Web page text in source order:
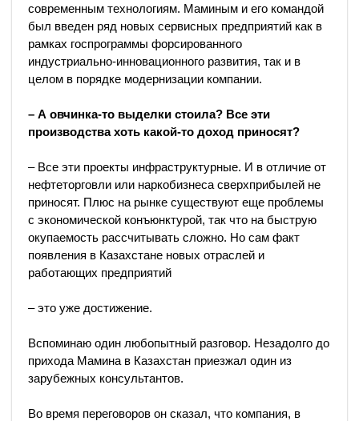
современным технологиям. Маминым и его командой
был введен ряд новых сервисных предприятий как в
рамках госпрограммы форсированного
индустриально-инновационного развития, так и в
целом в порядке модернизации компании.
– А овчинка-то выделки стоила? Все эти
производства хоть какой-то доход приносят?
– Все эти проекты инфраструктурные. И в отличие от
нефтеторговли или наркобизнеса сверхприбылей не
приносят. Плюс на рынке существуют еще проблемы
с экономической конъюнктурой, так что на быструю
окупаемость рассчитывать сложно. Но сам факт
появления в Казахстане новых отраслей и
работающих предприятий
– это уже достижение.
Вспоминаю один любопытный разговор. Незадолго до
прихода Мамина в Казахстан приезжал один из
зарубежных консультантов.
Во время переговоров он сказал, что компания, в